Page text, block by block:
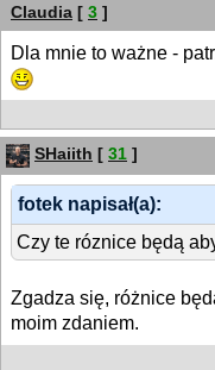
Claudia [ 3 ]
Dla mnie to ważne -
SHaiith [ 31 ]
fotek napisał(a):
Czy te róznice będą
Zgadza się, różnice
moim zdaniem.